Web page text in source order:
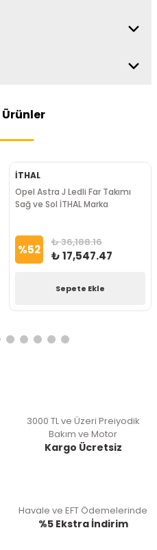
Ürünler
İTHAL
Opel Astra J Ledli Far Takımı
Sağ ve Sol İTHAL Marka
%52 ₺ 36,188.16
₺ 17,547.47
Sepete Ekle
3000 TL ve Üzeri Preiyodik
Bakım ve Motor
Kargo Ücretsiz
Havale ve EFT Ödemelerinde
%5 Ekstra İndirim